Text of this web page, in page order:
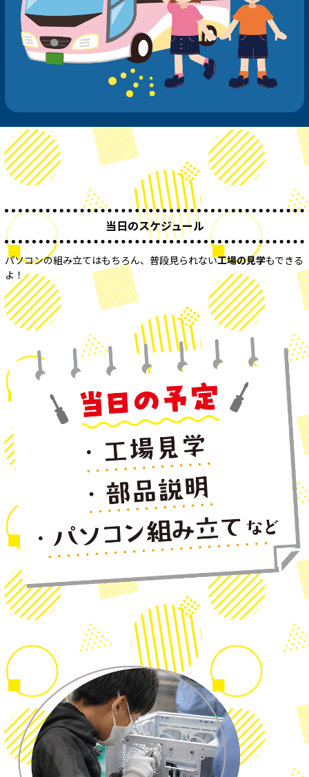
当日のスケジュール
パソコンの組み立てはもちろん、普段見られない工場の見学もできる
よ！